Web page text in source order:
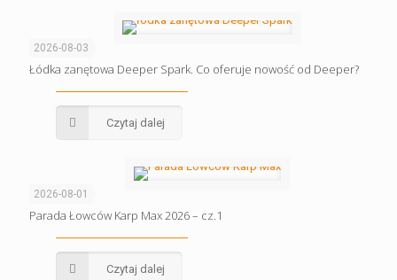
2026-08-03
Łódka zanętowa Deeper Spark. Co oferuje nowość od Deeper?
Czytaj dalej
2026-08-01
Parada Łowców Karp Max 2026 – cz.1
Czytaj dalej